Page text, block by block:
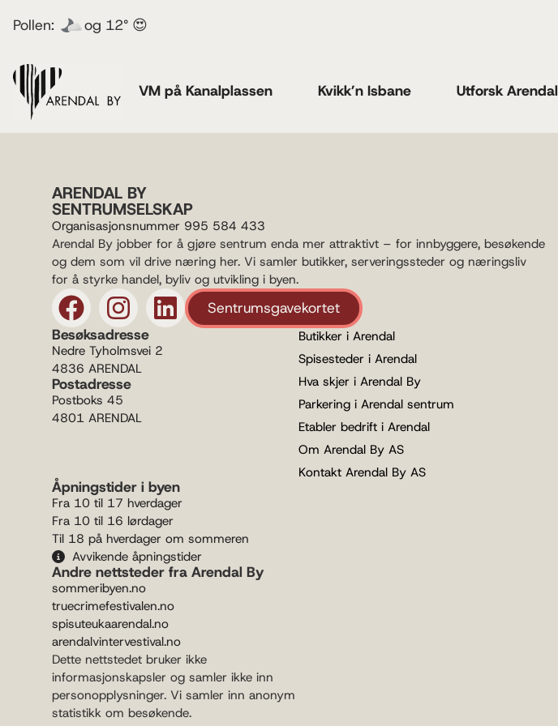
Pollen: og 12° 😍
VM på Kanalplassen Kvikk’n Isbane Utforsk Arendal
ARENDAL BY
SENTRUMSELSKAP
Organisasjonsnummer 995 584 433
Arendal By jobber for å gjøre sentrum enda mer attraktivt – for innbyggere, besøkende
og dem som vil drive næring her. Vi samler butikker, serveringssteder og næringsliv
for å styrke handel, byliv og utvikling i byen.
Sentrumsgavekortet
Besøksadresse
Nedre Tyholmsvei 2
4836 ARENDAL
Postadresse
Postboks 45
4801 ARENDAL
Butikker i Arendal
Spisesteder i Arendal
Hva skjer i Arendal By
Parkering i Arendal sentrum
Etabler bedrift i Arendal
Om Arendal By AS
Kontakt Arendal By AS
Åpningstider i byen
Fra 10 til 17 hverdager
Fra 10 til 16 lørdager
Til 18 på hverdager om sommeren
Avvikende åpningstider
Andre nettsteder fra Arendal By
sommeribyen.no
truecrimefestivalen.no
spisuteukaarendal.no
arendalvintervestival.no
Dette nettstedet bruker ikke
informasjonskapsler og samler ikke inn
personopplysninger. Vi samler inn anonym
statistikk om besøkende.